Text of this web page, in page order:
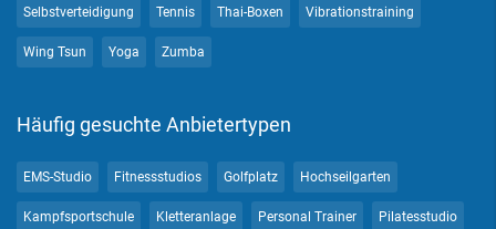
Selbstverteidigung Tennis Thai-Boxen Vibrationstraining
Wing Tsun Yoga Zumba
Häufig gesuchte Anbietertypen
EMS-Studio Fitnessstudios Golfplatz Hochseilgarten
Kampfsportschule Kletteranlage Personal Trainer Pilatesstudio